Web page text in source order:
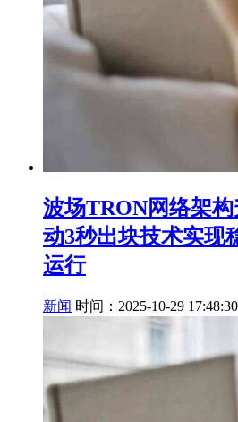
波场TRON网络架
动3秒出块技术实现
运行
新闻 时间：2025-10-29 17:48:30